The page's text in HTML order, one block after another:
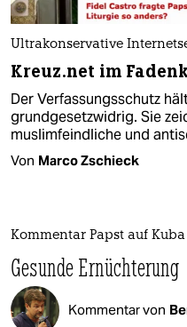
Ultrakonservative
Kreuz.net im
Der Verfassungsschutz
grundgesetzwidrig. Sie
muslimfeindliche und
Von Marco Zschieck
Kommentar Papst auf Kuba
Gesunde Ernüchterung
Kommentar von